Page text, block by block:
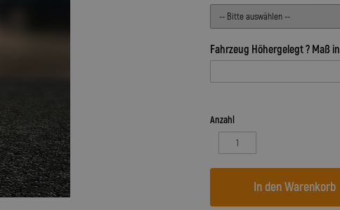
Fahrzeug Höhergelegt ? Maß
Anzahl
In den Warenkorb